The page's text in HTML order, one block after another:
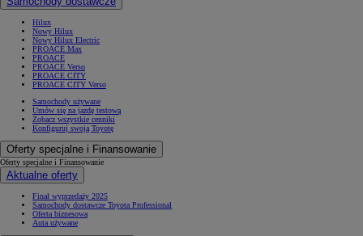
Hilux
Nowy Hilux
Nowy Hilux Electric
PROACE Max
PROACE
PROACE Verso
PROACE CITY
PROACE CITY Verso
Samochody używane
Umów się na jazdę testową
Zobacz wszystkie cenniki
Konfiguruj swoją Toyotę
Oferty specjalne i Finansowanie
Oferty specjalne i Finansowanie
Aktualne oferty
Finał wyprzedaży 2025
Samochody dostawcze Toyota Professional
Oferta biznesowa
Auta używane